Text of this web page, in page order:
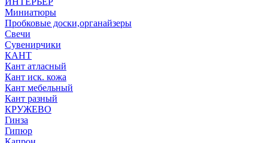
Миниатюры
Пробковые доски,органайзеры
Свечи
Сувенирчики
КАНТ
Кант атласный
Кант иск. кожа
Кант мебельный
Кант разный
КРУЖЕВО
Гинза
Гипюр